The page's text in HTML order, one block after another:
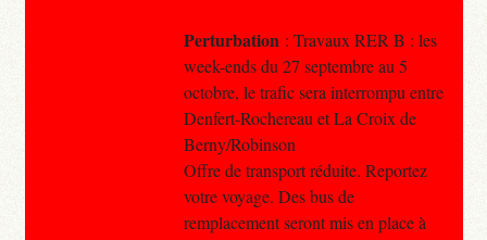
Perturbation : Travaux RER B : les
week-ends du 27 septembre au 5
octobre, le trafic sera interrompu entre
Denfert-Rochereau et La Croix de
Berny/Robinson
Offre de transport réduite. Reportez
votre voyage. Des bus de
remplacement seront mis en place à